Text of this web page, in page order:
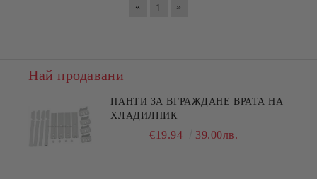
«
1 »
Най продавани
ПАНТИ ЗА ВГРАЖДАНЕ ВРАТА НА
ХЛАДИЛНИК
€19.94 39.00лв.